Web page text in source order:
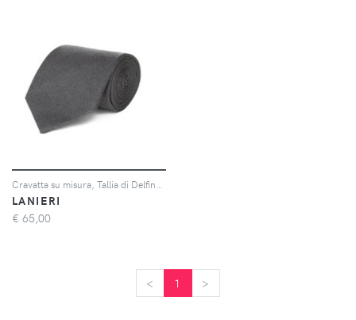
LANIERI
€ 65,00
< 1 >